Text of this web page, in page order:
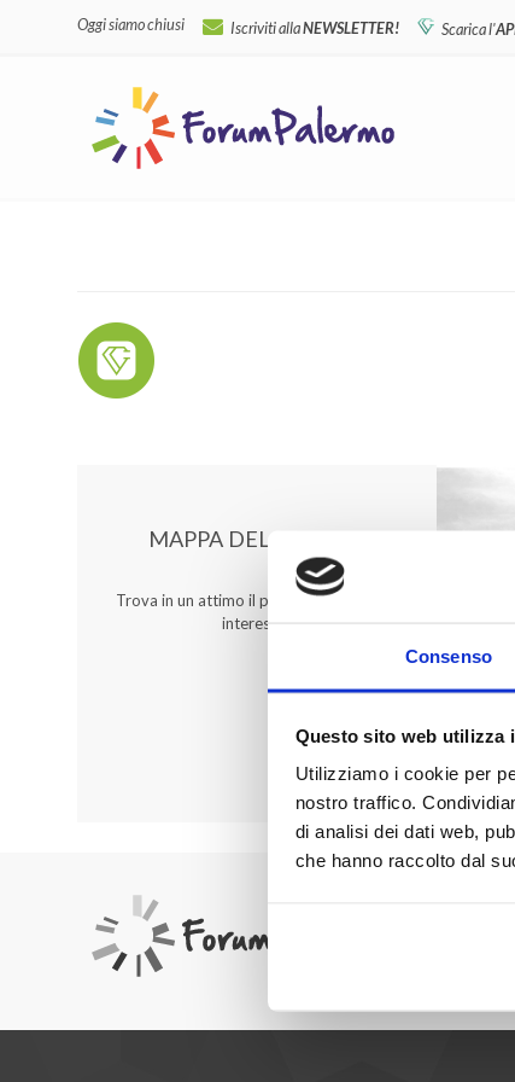
Consenso
Questo sito web utilizza
Utilizziamo i cookie per
nostro traffico.
di analisi dei dati web,
che hanno raccolto dal
Oggi siamo chiusi Iscriviti allaNEWSLETTER! Scarica l'
MAPPA DEL CENTRO
Trova in un attimo il punto vendita che ti
interessa!